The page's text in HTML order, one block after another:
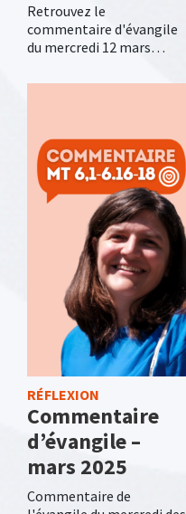
Retrouvez le
commentaire d'évangile
du mercredi 12 mars…
RÉFLEXION
Commentaire
d’évangile –
mars 2025
Commentaire de